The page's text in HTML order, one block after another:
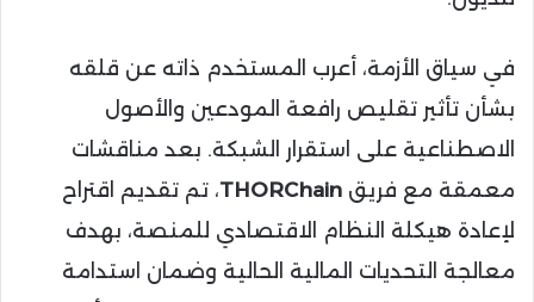
في سياق الأزمة، أعرب المستخدم ذاته عن قلقه
بشأن تأثير تقليص رافعة المودعين والأصول
الاصطناعية على استقرار الشبكة. بعد مناقشات
معمقة مع فريق THORChain، تم تقديم اقتراح
لإعادة هيكلة النظام الاقتصادي للمنصة، بهدف
معالجة التحديات المالية الحالية وضمان استدامة